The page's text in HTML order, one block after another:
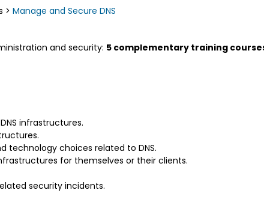
> Manage and Secure DNS
and security: 5 complementary training
infrastructures.
technology choices related to DNS.
for themselves or their clients.
security incidents.